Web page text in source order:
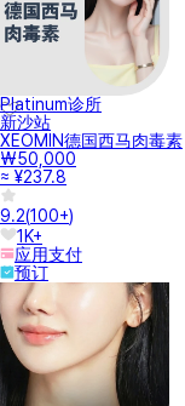
Platinum诊所
新沙站
XEOMIN德国西马肉毒素
₩50,000
≈ ¥237.8
9.2(100+)
1K+
应用支付
预订